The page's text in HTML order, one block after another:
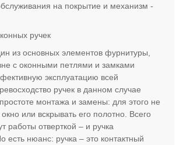
на покрытие и механизм -
ручек
из основных элементов фурнитуры,
с оконными петлями и замками
эксплуатацию всей
ручек в данном случае
монтажа и замены: для этого не
или вскрывать его полотно. Всего
работы отверткой – и ручка
есть нюанс: ручка – это контактный